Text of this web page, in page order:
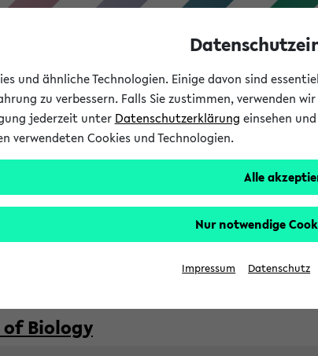
Studies
taught in English
Biology
und ähnliche Technologien. Einige davon sind
zu verbessern. Falls Sie zustimmen, verwenden
jederzeit unter Datenschutzerklärung einsehen
verwendeten Cookies und Technologien.
Alle
Nur notwendige
Impressum Datenschutz